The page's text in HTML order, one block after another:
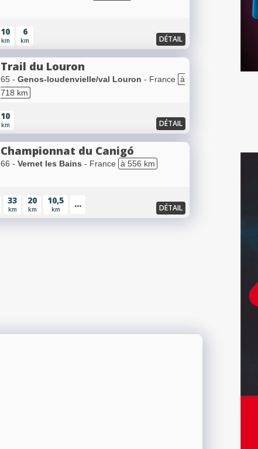
10
km
6
km DÉTAIL
Trail du Louron
65 - Genos-loudenvielle/val Louron - France à
718 km
10
km DÉTAIL
Championnat du Canigó
66 - Vernet les Bains - France à 556 km
33
km
20
km
10,5
km ... DÉTAIL